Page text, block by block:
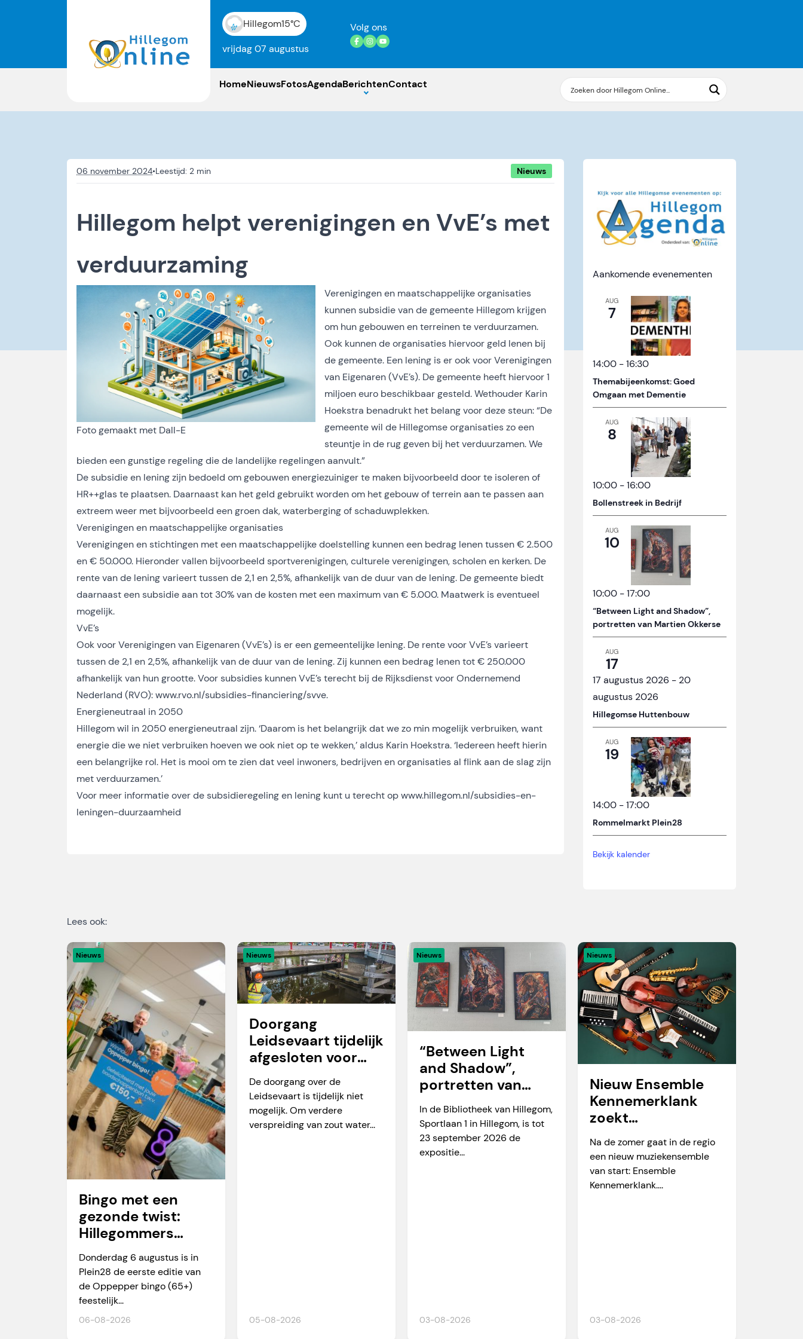
Hillegom15°C
vrijdag 07 augustus
Volg ons
HomeNieuwsFotosAgendaBerichtenContact
06 november 2024• Nieuws
Hillegom helpt verenigingen en VvE’s met
verduurzaming
Foto gemaakt met Dall-E
Verenigingen en maatschappelijke organisaties
kunnen subsidie van de gemeente Hillegom krijgen
om hun gebouwen en terreinen te verduurzamen.
Ook kunnen de organisaties hiervoor geld lenen bij
de gemeente. Een lening is er ook voor Verenigingen
van Eigenaren (VvE’s). De gemeente heeft hiervoor 1
miljoen euro beschikbaar gesteld. Wethouder Karin
Hoekstra benadrukt het belang voor deze steun: “De
gemeente wil de Hillegomse organisaties zo een
steuntje in de rug geven bij het verduurzamen. We
bieden een gunstige regeling die de landelijke regelingen aanvult.”
De subsidie en lening zijn bedoeld om gebouwen energiezuiniger te maken bijvoorbeeld door te isoleren of
HR++glas te plaatsen. Daarnaast kan het geld gebruikt worden om het gebouw of terrein aan te passen aan
extreem weer met bijvoorbeeld een groen dak, waterberging of schaduwplekken.
Verenigingen en maatschappelijke organisaties
Verenigingen en stichtingen met een maatschappelijke doelstelling kunnen een bedrag lenen tussen € 2.500
en € 50.000. Hieronder vallen bijvoorbeeld sportverenigingen, culturele verenigingen, scholen en kerken. De
rente van de lening varieert tussen de 2,1 en 2,5%, afhankelijk van de duur van de lening. De gemeente biedt
daarnaast een subsidie aan tot 30% van de kosten met een maximum van € 5.000. Maatwerk is eventueel
mogelijk.
VvE’s
Ook voor Verenigingen van Eigenaren (VvE’s) is er een gemeentelijke lening. De rente voor VvE’s varieert
tussen de 2,1 en 2,5%, afhankelijk van de duur van de lening. Zij kunnen een bedrag lenen tot € 250.000
afhankelijk van hun grootte. Voor subsidies kunnen VvE’s terecht bij de Rijksdienst voor Ondernemend
Nederland (RVO): www.rvo.nl/subsidies-financiering/svve.
Energieneutraal in 2050
Hillegom wil in 2050 energieneutraal zijn. ‘Daarom is het belangrijk dat we zo min mogelijk verbruiken, want
energie die we niet verbruiken hoeven we ook niet op te wekken,’ aldus Karin Hoekstra. ‘Iedereen heeft hierin
een belangrijke rol. Het is mooi om te zien dat veel inwoners, bedrijven en organisaties al flink aan de slag zijn
met verduurzamen.’
Voor meer informatie over de subsidieregeling en lening kunt u terecht op www.hillegom.nl/subsidies-en-
leningen-duurzaamheid
Aankomende evenementen
AUG
7
14:00 -16:30
Themabijeenkomst: Goed
Omgaan met Dementie
AUG
8
10:00 -16:00
Bollenstreek in Bedrijf
AUG
10
10:00 -17:00
“Between Light and Shadow”,
portretten van Martien Okkerse
AUG
17
17 augustus 2026 - 20
augustus 2026
Hillegomse Huttenbouw
AUG
19
14:00 -17:00
Rommelmarkt Plein28
Bekijk kalender
Lees ook:
Nieuws
06-08-2026
Bingo met een
gezonde twist:
Hillegommers
winnen meer dan
alleen een prijs
Donderdag 6 augustus is in
Plein28 de eerste editie van
de Oppepper bingo (65+)
feestelijk...
Nieuws
05-08-2026
Doorgang
Leidsevaart tijdelijk
afgesloten voor
vaarverkeer
De doorgang over de
Leidsevaart is tijdelijk niet
mogelijk. Om verdere
verspreiding van zout water...
Nieuws
03-08-2026
“Between Light
and Shadow”,
portretten van
Martien Okkerse
In de Bibliotheek van Hillegom,
Sportlaan 1 in Hillegom, is tot
23 september 2026 de
expositie...
Nieuws
03-08-2026
Nieuw Ensemble
Kennemerklank
zoekt
amateurmuzikante
n
Na de zomer gaat in de regio
een nieuw muziekensemble
van start: Ensemble
Kennemerklank....